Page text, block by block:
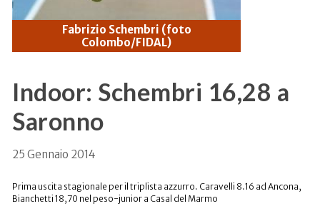
Fabrizio Schembri (foto
Colombo/FIDAL)
Indoor: Schembri 16,28 a
Saronno
25 Gennaio 2014
Prima uscita stagionale per il triplista azzurro. Caravelli 8.16 ad Ancona,
Bianchetti 18,70 nel peso-junior a Casal del Marmo